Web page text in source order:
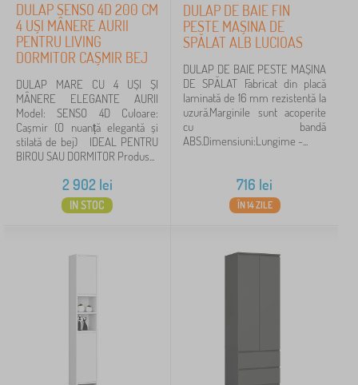
DULAP SENSO 4D 200 CM
4 UȘI MÂNERE AURII
PENTRU LIVING
DORMITOR CAȘMIR BEJ
DULAP MARE CU 4 UȘI ȘI
MÂNERE ELEGANTE AURII
Model: SENSO 4D Culoare:
Cașmir (O nuanță elegantă și
stilată de bej) IDEAL PENTRU
BIROU SAU DORMITOR Produs...
2 902lei
IN STOC
DULAP DE BAIE FIN
PESTE MAȘINA DE
SPĂLAT ALB LUCIOAS
DULAP DE BAIE PESTE MAȘINA
DE SPĂLAT Fabricat din placă
laminată de 16 mm rezistentă la
uzură.Marginile sunt acoperite
cu bandă
ABS.Dimensiuni:Lungime -...
716 lei
ÎN 14 ZILE